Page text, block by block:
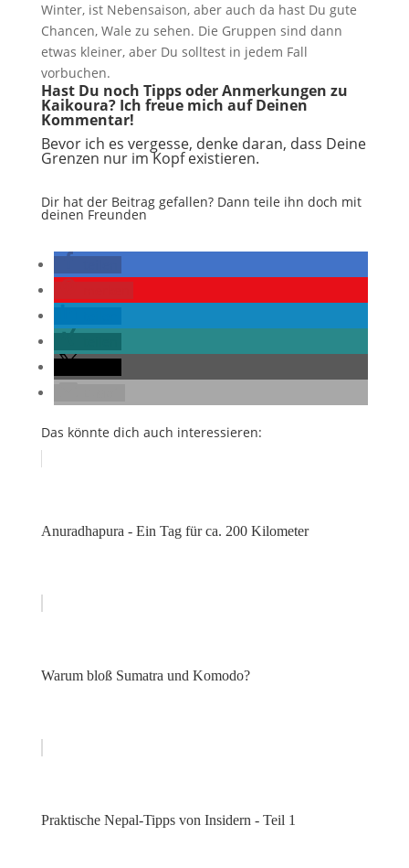
Winter, ist Nebensaison, aber auch da hast Du gute
Chancen, Wale zu sehen. Die Gruppen sind dann
etwas kleiner, aber Du solltest in jedem Fall
vorbuchen.
Hast Du noch Tipps oder Anmerkungen zu
Kaikoura? Ich freue mich auf Deinen
Kommentar!
Bevor ich es vergesse, denke daran, dass Deine
Grenzen nur im Kopf existieren.
Dir hat der Beitrag gefallen? Dann teile ihn doch mit
deinen Freunden
Das könnte dich auch interessieren:
Anuradhapura - Ein Tag für ca. 200 Kilometer
Warum bloß Sumatra und Komodo?
Praktische Nepal-Tipps von Insidern - Teil 1